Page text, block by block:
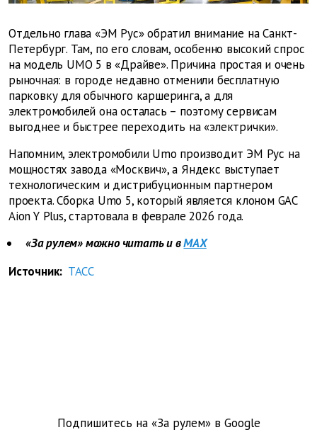
Отдельно глава «ЭМ Рус» обратил внимание на Санкт-
Петербург. Там, по его словам, особенно высокий спрос
на модель UMO 5 в «Драйве». Причина простая и очень
рыночная: в городе недавно отменили бесплатную
парковку для обычного каршеринга, а для
электромобилей она осталась – поэтому сервисам
выгоднее и быстрее переходить на «электрички».
Напомним, электромобили Umo производит ЭМ Рус на
мощностях завода «Москвич», а Яндекс выступает
технологическим и дистрибуционным партнером
проекта. Сборка Umo 5, который является клоном GAC
Aion Y Plus, стартовала в феврале 2026 года.
«За рулем» можно читать и вMAX
Источник: ТАСС
Подпишитесь на «За рулем» в Google